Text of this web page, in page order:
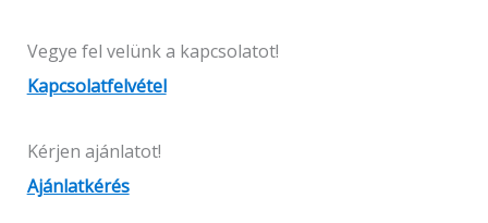
Vegye fel velünk a kapcsolatot!
Kapcsolatfelvétel
Kérjen ajánlatot!
Ajánlatkérés